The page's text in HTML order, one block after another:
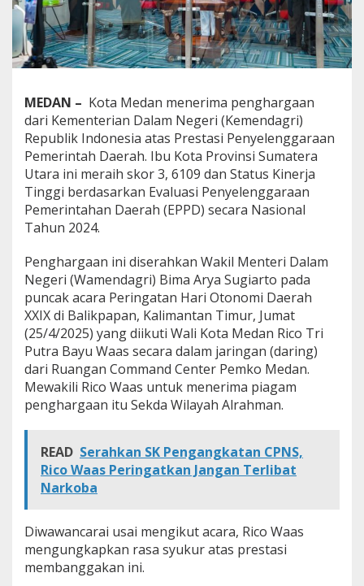
g
g
i
,
P
m
k
o
M
e
d
a
n
T
i
m
a
P
e
n
g
h
a
r
g
n
d
a
e
m
e
MEDAN – Kota Medan menerima penghargaan
dari Kementerian Dalam Negeri (Kemendagri)
Republik Indonesia atas Prestasi Penyelenggaraan
Pemerintah Daerah. Ibu Kota Provinsi Sumatera
Utara ini meraih skor 3, 6109 dan Status Kinerja
Tinggi berdasarkan Evaluasi Penyelenggaraan
Pemerintahan Daerah (EPPD) secara Nasional
Tahun 2024.
Penghargaan ini diserahkan Wakil Menteri Dalam
Negeri (Wamendagri) Bima Arya Sugiarto pada
puncak acara Peringatan Hari Otonomi Daerah
XXIX di Balikpapan, Kalimantan Timur, Jumat
(25/4/2025) yang diikuti Wali Kota Medan Rico Tri
Putra Bayu Waas secara dalam jaringan (daring)
dari Ruangan Command Center Pemko Medan.
Mewakili Rico Waas untuk menerima piagam
penghargaan itu Sekda Wilayah Alrahman.
READ Serahkan SK Pengangkatan CPNS,
Rico Waas Peringatkan Jangan Terlibat
Narkoba
Diwawancarai usai mengikut acara, Rico Waas
mengungkapkan rasa syukur atas prestasi
membanggakan ini.